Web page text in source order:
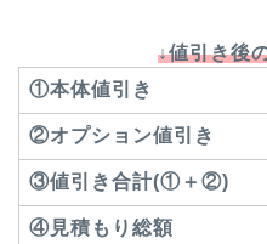
↓値引き後
①本体値引き
②オプション値引き
③値引き合計(①＋②)
④見積もり総額